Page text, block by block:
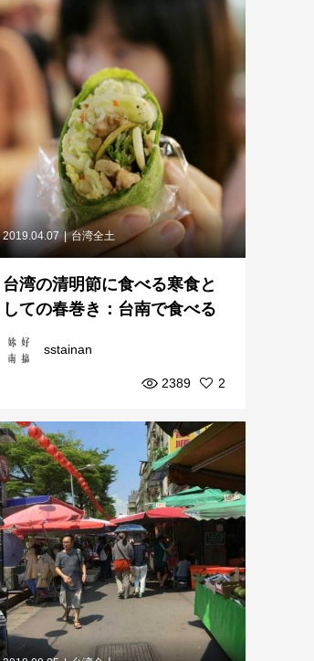
2019.04.07 台湾全土
台湾の清明節に食べる寒食と
しての春巻き：台南で食べる
べき2つの人気春巻き店
sstainan
2389 2